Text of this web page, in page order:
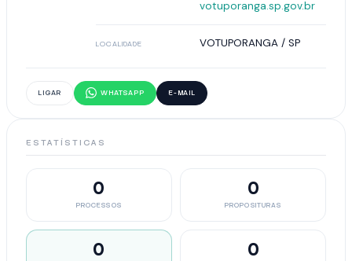
votuporanga.sp.gov.br
LOCALIDADE VOTUPORANGA / SP
LIGAR WHATSAPP E-MAIL
ESTATÍSTICAS
0
PROCESSOS
0
PROPOSITURAS
0 0